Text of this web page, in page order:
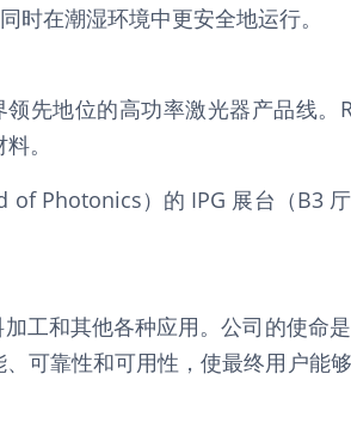
时在潮湿环境中更安全地运行。
先地位的高功率激光器产品线。
。
Photonics）的 IPG 展台（B3
工和其他各种应用。公司的使命
可靠性和可用性，使最终用户能